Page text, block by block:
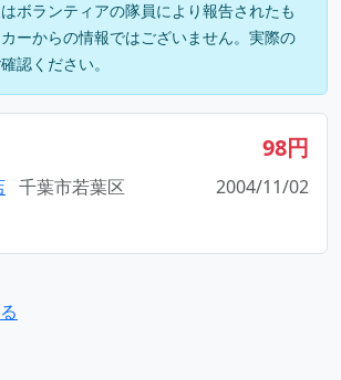
ボランティアの隊員により報告されたも
ーからの情報ではございません。実際の
認ください。
98円
千葉市若葉区
2004/11/02